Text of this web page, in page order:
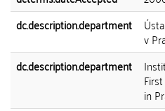
dc.description.department
v
dc.description.department
in